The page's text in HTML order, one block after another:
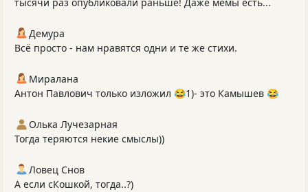
Демура
Всё просто - нам нравятся одни и те же стихи.
Миралана
Антон Павлович только изложил 😂1)- это Камышев 😂
Олька Лучезарная
Тогда теряются некие смыслы))
Ловец Снов
А если сКошкой, тогда..?)